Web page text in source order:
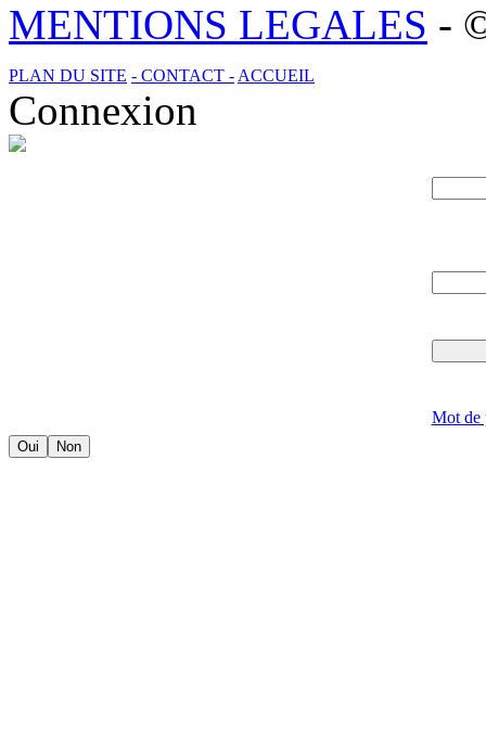
MENTIONS LEGALES -
PLAN DU SITE - CONTACT - ACCUEIL
Connexion
Mot de
Oui Non